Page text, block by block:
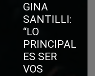
GINA
SANTILLI:
“LO
PRINCIPAL
ES SER
VOS